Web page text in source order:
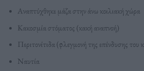
Αναπτύχθηκε μάζα στην άνω κοιλιακή χώρα
Κακοσμία στόματος (κακή αναπνοή)
Περιτονίτιδα (φλεγμονή της επένδυσης του
Ναυτία